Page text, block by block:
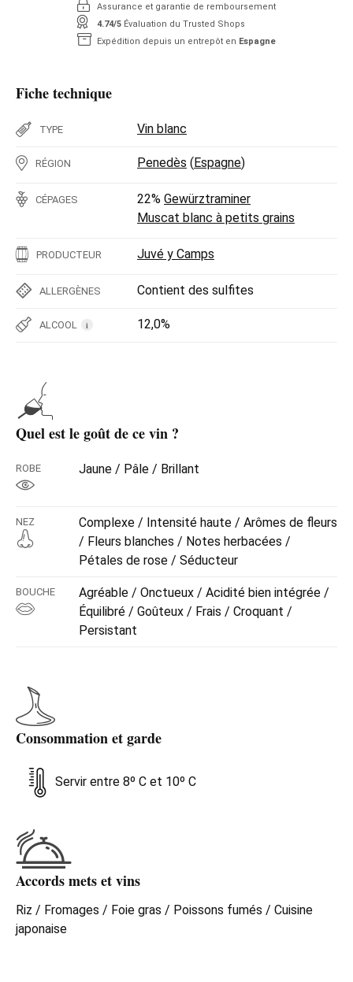
Assurance et garantie de remboursement
4.74/5 Évaluation du Trusted Shops
Expédition depuis un entrepôt en Espagne
Fiche technique
TYPE Vin blanc
RÉGION Penedès (Espagne)
CÉPAGES 22% Gewürztraminer
Muscat blanc à petits grains
PRODUCTEUR Juvé y Camps
ALLERGÈNES Contient des sulfites
ALCOOL i 12,0%
Quel est le goût de ce vin ?
ROBE Jaune / Pâle / Brillant
NEZ
Complexe / Intensité haute / Arômes de fleurs
/ Fleurs blanches / Notes herbacées /
Pétales de rose / Séducteur
BOUCHE
Agréable / Onctueux / Acidité bien intégrée /
Équilibré / Goûteux / Frais / Croquant /
Persistant
Consommation et garde
Servir entre 8º C et 10º C
Accords mets et vins
Riz / Fromages / Foie gras / Poissons fumés / Cuisine
japonaise